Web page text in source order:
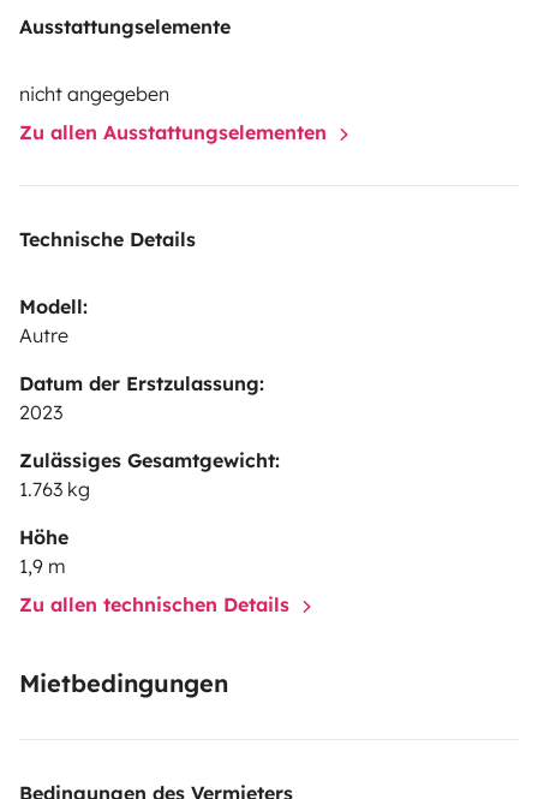
Ausstattungselemente
nicht angegeben
Zu allen Ausstattungselementen
Technische Details
Modell:
Autre
Datum der Erstzulassung:
2023
Zulässiges Gesamtgewicht:
1.763 kg
Höhe
1,9 m
Zu allen technischen Details
Mietbedingungen
Bedingungen des Vermieters